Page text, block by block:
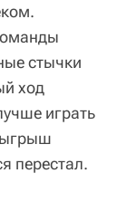
стычки
ход
играть
перестал.